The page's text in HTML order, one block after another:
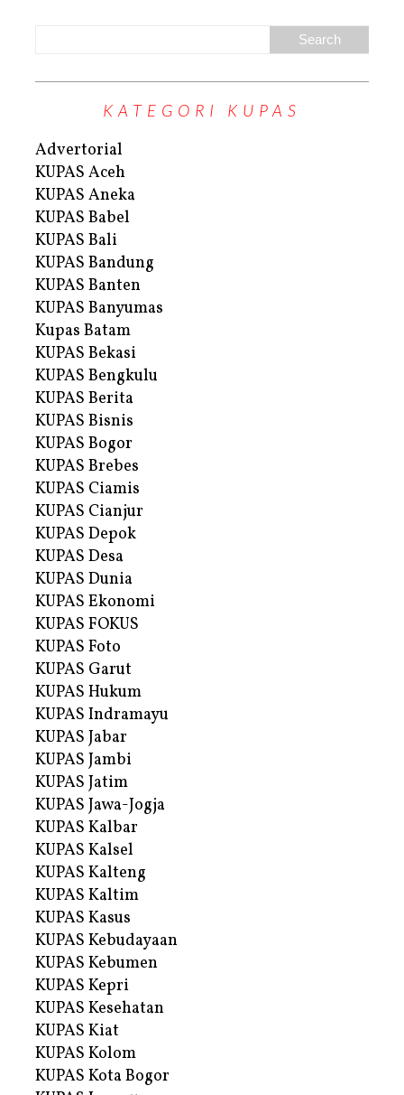
KATEGORI KUPAS
Advertorial
KUPAS Aceh
KUPAS Aneka
KUPAS Babel
KUPAS Bali
KUPAS Bandung
KUPAS Banten
KUPAS Banyumas
Kupas Batam
KUPAS Bekasi
KUPAS Bengkulu
KUPAS Berita
KUPAS Bisnis
KUPAS Bogor
KUPAS Brebes
KUPAS Ciamis
KUPAS Cianjur
KUPAS Depok
KUPAS Desa
KUPAS Dunia
KUPAS Ekonomi
KUPAS FOKUS
KUPAS Foto
KUPAS Garut
KUPAS Hukum
KUPAS Indramayu
KUPAS Jabar
KUPAS Jambi
KUPAS Jatim
KUPAS Jawa-Jogja
KUPAS Kalbar
KUPAS Kalsel
KUPAS Kalteng
KUPAS Kaltim
KUPAS Kasus
KUPAS Kebudayaan
KUPAS Kebumen
KUPAS Kepri
KUPAS Kesehatan
KUPAS Kiat
KUPAS Kolom
KUPAS Kota Bogor